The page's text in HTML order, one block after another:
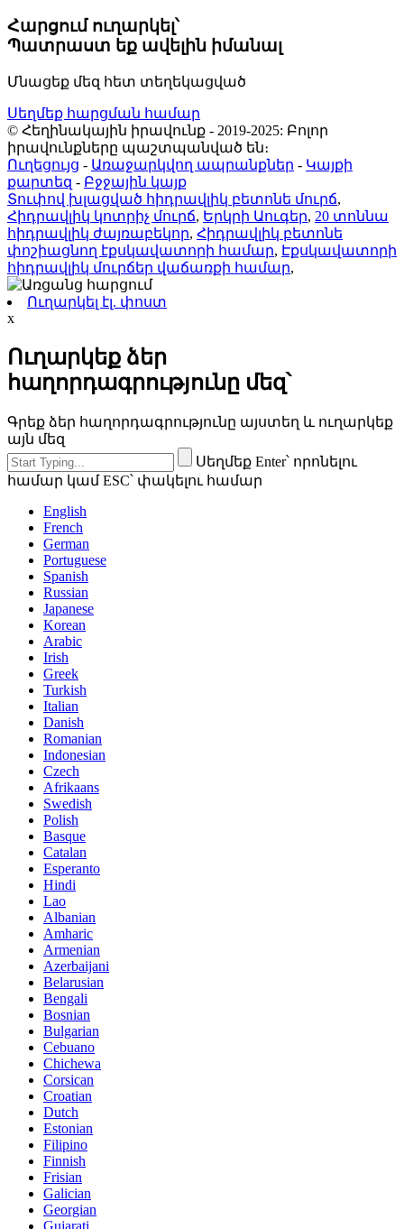
Հարցում ուղարկել՝
Պատրաստ եք ավելին իմանալ
Մնացեք մեզ հետ տեղեկացված
Սեղմեք հարցման համար
© Հեղինակային իրավունք - 2019-2025: Բոլոր
իրավունքները պաշտպանված են։
Ուղեցույց - Առաջարկվող ապրանքներ - Կայքի
քարտեզ - Բջջային կայք
Տուփով խլացված հիդրավլիկ բետոնե մուրճ,
Հիդրավլիկ կոտրիչ մուրճ, Երկրի Աուգեր, 20 տոննա
հիդրավլիկ ժայռաբեկոր, Հիդրավլիկ բետոնե
փոշիացնող էքսկավատորի համար, Էքսկավատորի
հիդրավլիկ մուրճեր վաճառքի համար,
Ուղարկել էլ. փոստ
x
Ուղարկեք ձեր
հաղորդագրությունը մեզ՝
Գրեք ձեր հաղորդագրությունը այստեղ և ուղարկեք
այն մեզ
Սեղմեք Enter՝ որոնելու
համար կամ ESC՝ փակելու համար
English
French
German
Portuguese
Spanish
Russian
Japanese
Korean
Arabic
Irish
Greek
Turkish
Italian
Danish
Romanian
Indonesian
Czech
Afrikaans
Swedish
Polish
Basque
Catalan
Esperanto
Hindi
Lao
Albanian
Amharic
Armenian
Azerbaijani
Belarusian
Bengali
Bosnian
Bulgarian
Cebuano
Chichewa
Corsican
Croatian
Dutch
Estonian
Filipino
Finnish
Frisian
Galician
Georgian
Gujarati